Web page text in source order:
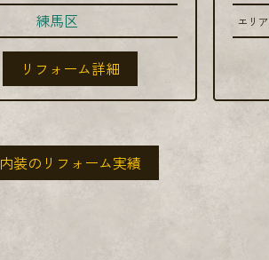
練馬区
リフォーム詳細
エリア
内装のリフォーム実績